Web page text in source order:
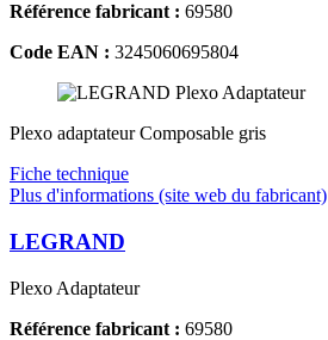
Référence fabricant : 69580
Code EAN : 3245060695804
Plexo adaptateur Composable gris
Fiche technique
Plus d'informations (site web du fabricant)
LEGRAND
Plexo Adaptateur
Référence fabricant : 69580